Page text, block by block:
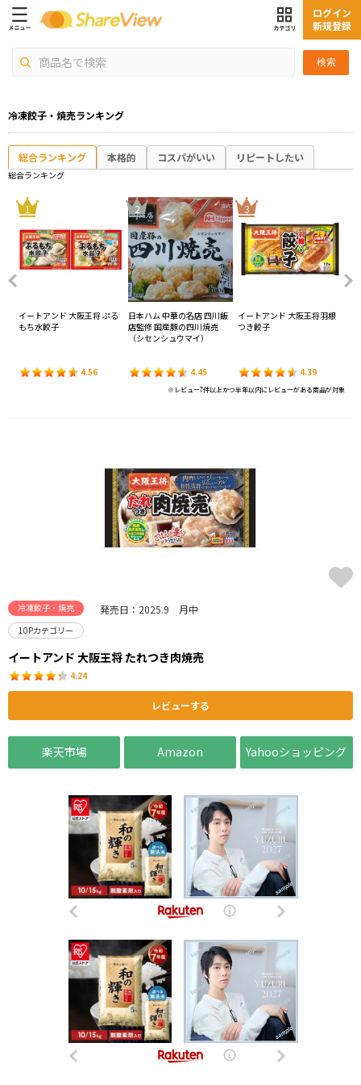
検索
ログイン
新規登録
冷凍餃子・焼売ランキング
総合ランキング 本格的 コスパがいい リピートしたい
総合ランキング
1
イートアンド 大阪王将 ぷる
もち水餃子
4.56
2
日本ハム 中華の名店 四川飯
店監修 国産豚の四川焼売
（シセンシュウマイ）
4.45
3
イートアンド 大阪王将羽根
つき餃子
4.39
※レビュー7件以上かつ半年以内にレビューがある商品が対象
冷凍餃子・焼売 発売日：2025.9 月中
10Pカテゴリー
イートアンド 大阪王将 たれつき肉焼売
4.24
レビューする
楽天市場 Amazon Yahooショッピング